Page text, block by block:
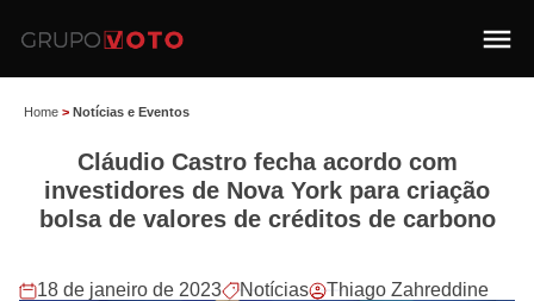
Home > Notícias e Eventos
Cláudio Castro fecha acordo com
investidores de Nova York para criação
bolsa de valores de créditos de carbono
18 de janeiro de 2023 Notícias Thiago Zahreddine